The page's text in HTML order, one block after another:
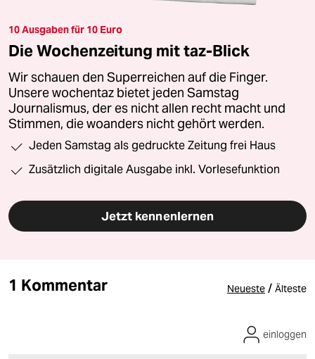
10 Ausgaben für 10 Euro
Die Wochenzeitung mit taz-Blick
Wir schauen den Superreichen auf die Finger.
Unsere wochentaz bietet jeden Samstag
Journalismus, der es nicht allen recht macht und
Stimmen, die woanders nicht gehört werden.
Jeden Samstag als gedruckte Zeitung frei Haus
Zusätzlich digitale Ausgabe inkl. Vorlesefunktion
Jetzt kennenlernen
1 Kommentar Neueste / Älteste
einloggen